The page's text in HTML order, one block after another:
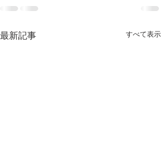
最新記事 すべて表示